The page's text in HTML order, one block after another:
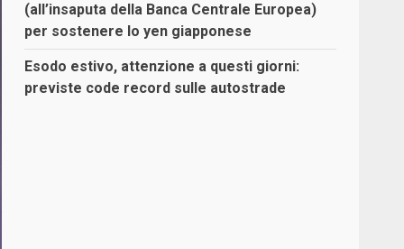
(all’insaputa della Banca Centrale Europea)
per sostenere lo yen giapponese
Esodo estivo, attenzione a questi giorni:
previste code record sulle autostrade